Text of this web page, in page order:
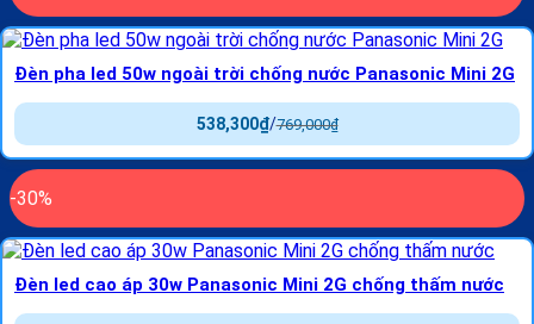
Đèn pha led 50w ngoài trời chống nước Panasonic Mini 2G
769,000₫
/
538,300₫
-30%
Đèn led cao áp 30w Panasonic Mini 2G chống thấm nước